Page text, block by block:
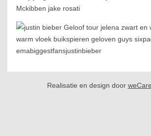
Realisatie en design door